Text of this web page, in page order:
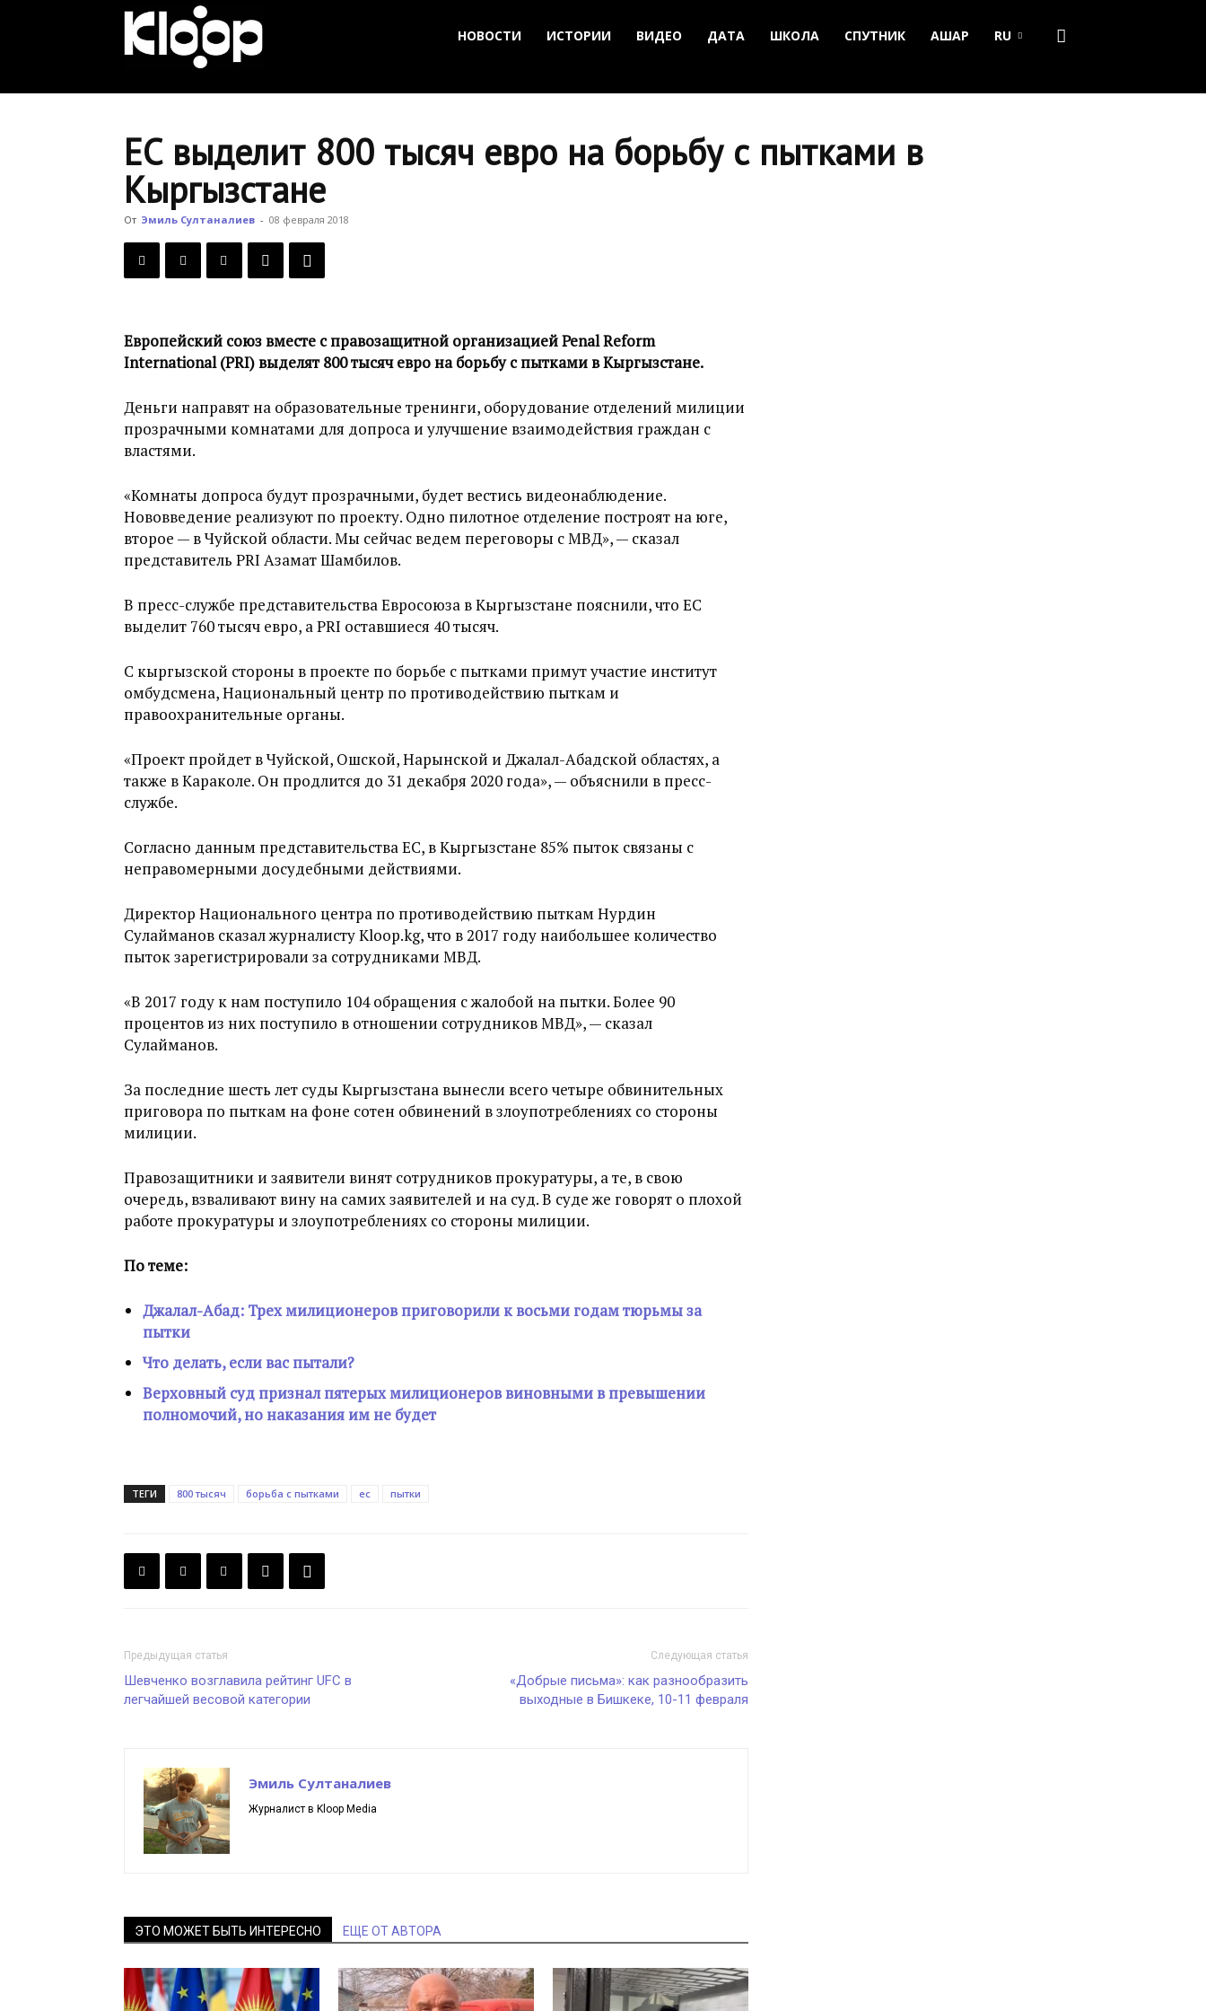
Новости
Кыргызстана
НОВОСТИ ИСТОРИИ ВИДЕО ДАТА ШКОЛА СПУТНИК АШАР RU
ЕС выделит 800 тысяч евро на борьбу с пытками в
Кыргызстане
От Эмиль Султаналиев - 08 февраля 2018
Европейский союз вместе с правозащитной организацией Penal Reform
International (PRI) выделят 800 тысяч евро на борьбу с пытками в Кыргызстане.
Деньги направят на образовательные тренинги, оборудование отделений милиции
прозрачными комнатами для допроса и улучшение взаимодействия граждан с
властями.
«Комнаты допроса будут прозрачными, будет вестись видеонаблюдение.
Нововведение реализуют по проекту. Одно пилотное отделение построят на юге,
второе — в Чуйской области. Мы сейчас ведем переговоры с МВД», — сказал
представитель PRI Азамат Шамбилов.
В пресс-службе представительства Евросоюза в Кыргызстане пояснили, что ЕС
выделит 760 тысяч евро, а PRI оставшиеся 40 тысяч.
С кыргызской стороны в проекте по борьбе с пытками примут участие институт
омбудсмена, Национальный центр по противодействию пыткам и
правоохранительные органы.
«Проект пройдет в Чуйской, Ошской, Нарынской и Джалал-Абадской областях, а
также в Караколе. Он продлится до 31 декабря 2020 года», — объяснили в пресс-
службе.
Согласно данным представительства ЕС, в Кыргызстане 85% пыток связаны с
неправомерными досудебными действиями.
Директор Национального центра по противодействию пыткам Нурдин
Сулайманов сказал журналисту Kloop.kg, что в 2017 году наибольшее количество
пыток зарегистрировали за сотрудниками МВД.
«В 2017 году к нам поступило 104 обращения с жалобой на пытки. Более 90
процентов из них поступило в отношении сотрудников МВД», — сказал
Сулайманов.
За последние шесть лет суды Кыргызстана вынесли всего четыре обвинительных
приговора по пыткам на фоне сотен обвинений в злоупотреблениях со стороны
милиции.
Правозащитники и заявители винят сотрудников прокуратуры, а те, в свою
очередь, взваливают вину на самих заявителей и на суд. В суде же говорят о плохой
работе прокуратуры и злоупотреблениях со стороны милиции.
По теме:
Джалал-Абад: Трех милиционеров приговорили к восьми годам тюрьмы за
пытки
Что делать, если вас пытали?
Верховный суд признал пятерых милиционеров виновными в превышении
полномочий, но наказания им не будет
ТЕГИ 800 тысяч борьба с пытками ес пытки
Предыдущая статья
Шевченко возглавила рейтинг UFC в
легчайшей весовой категории
Следующая статья
«Добрые письма»: как разнообразить
выходные в Бишкеке, 10-11 февраля
Эмиль Султаналиев
Журналист в Kloop Media
ЭТО МОЖЕТ БЫТЬ ИНТЕРЕСНО ЕЩЕ ОТ АВТОРА